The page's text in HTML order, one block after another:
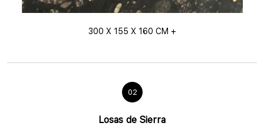
300 X 155 X 160 CM +
02
Losas de Sierra